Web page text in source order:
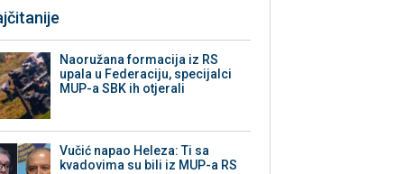
Naoružana formacija iz RS
upala u Federaciju, specijalci
MUP-a SBK ih otjerali
Vučić napao Heleza: Ti sa
kvadovima su bili iz MUP-a RS